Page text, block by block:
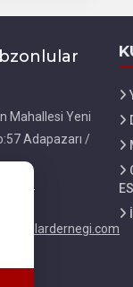
Mahallesi Yeni
Adapazarı /